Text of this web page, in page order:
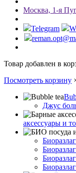
Мосĸва, 1-я
Telegram
Товар добавлен в
Посмотреть корзину
Джус
аксессуары и